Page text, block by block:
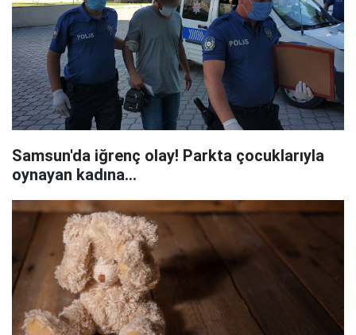
Samsun'da iğrenç olay! Parkta çocuklarıyla
oynayan kadına...